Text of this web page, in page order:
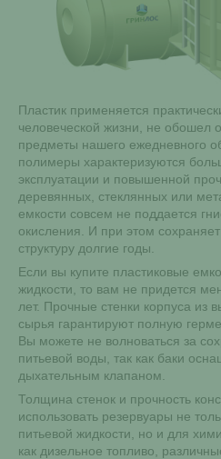
Пластик применяется
человеческой жизни, не обошел
предметы нашего ежедневного
полимеры характеризуются
эксплуатации и повышенной
деревянных, стеклянных или
емкости совсем не поддается
окисления. И при этом
структуру долгие годы.
Если вы купите пластиковые
жидкости, то вам не придется
лет. Прочные стенки корпуса из
сырья гарантируют полную
Вы можете не волноваться за
питьевой воды, так как баки
дыхательным клапаном.
Толщина стенок и прочность
использовать резервуары не
питьевой жидкости, но и для
как дизельное топливо,